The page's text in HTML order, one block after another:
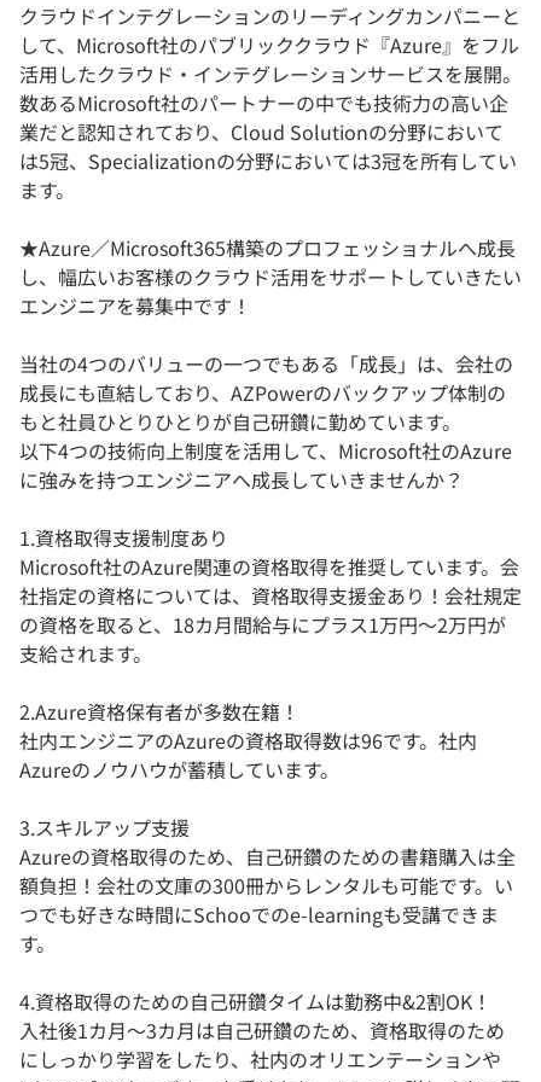
クラウドインテグレーションのリーディングカンパニーと
して、Microsoft社のパブリッククラウド『Azure』をフル
活用したクラウド・インテグレーションサービスを展開。
数あるMicrosoft社のパートナーの中でも技術力の高い企
業だと認知されており、Cloud Solutionの分野において
は5冠、Specializationの分野においては3冠を所有してい
ます。
★Azure／Microsoft365構築のプロフェッショナルへ成長
し、幅広いお客様のクラウド活用をサポートしていきたい
エンジニアを募集中です！
当社の4つのバリューの一つでもある「成長」は、会社の
成長にも直結しており、AZPowerのバックアップ体制の
もと社員ひとりひとりが自己研鑽に勤めています。
以下4つの技術向上制度を活用して、Microsoft社のAzure
に強みを持つエンジニアへ成長していきませんか？
1.資格取得支援制度あり
Microsoft社のAzure関連の資格取得を推奨しています。会
社指定の資格については、資格取得支援金あり！会社規定
の資格を取ると、18カ月間給与にプラス1万円〜2万円が
支給されます。
2.Azure資格保有者が多数在籍！
社内エンジニアのAzureの資格取得数は96です。社内
Azureのノウハウが蓄積しています。
3.スキルアップ支援
Azureの資格取得のため、自己研鑽のための書籍購入は全
額負担！会社の文庫の300冊からレンタルも可能です。い
つでも好きな時間にSchooでのe-learningも受講できま
す。
4.資格取得のための自己研鑽タイムは勤務中&2割OK！
入社後1カ月〜3カ月は自己研鑽のため、資格取得のため
にしっかり学習をしたり、社内のオリエンテーションや